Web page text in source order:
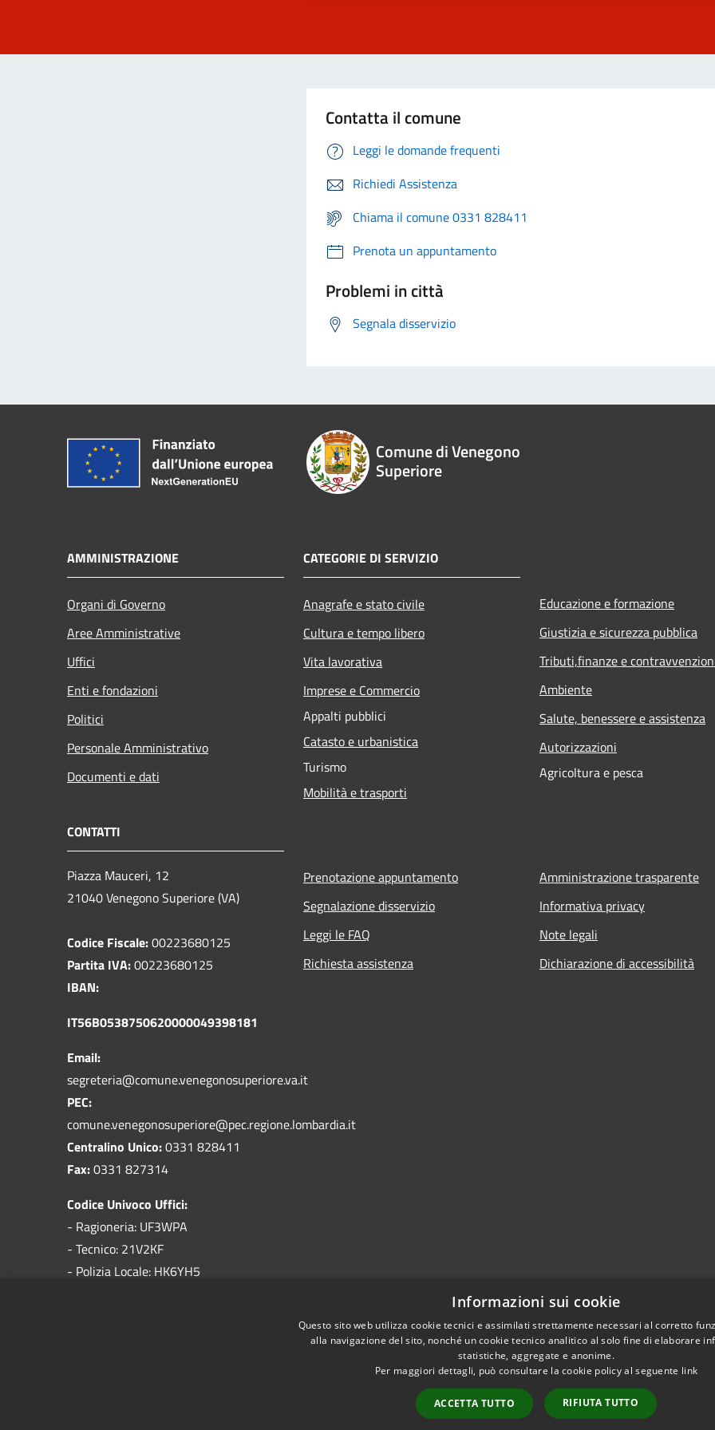
Contatta il comune
Leggi le domande frequenti
Richiedi Assistenza
Chiama il comune 0331 828411
Prenota un appuntamento
Problemi in città
Segnala disservizio
Comune di Venegono
Superiore
AMMINISTRAZIONE
Organi di Governo
Aree Amministrative
Uffici
Enti e fondazioni
Politici
Personale Amministrativo
Documenti e dati
CATEGORIE DI SERVIZIO
Anagrafe e stato civile
Cultura e tempo libero
Vita lavorativa
Imprese e Commercio
Appalti pubblici
Catasto e urbanistica
Turismo
Mobilità e trasporti
Educazione e formazione
Giustizia e sicurezza pubblica
Tributi,finanze e
Ambiente
Salute, benessere e assistenza
Autorizzazioni
Agricoltura e pesca
CONTATTI
Piazza Mauceri, 12
21040 Venegono Superiore (VA)
Codice Fiscale:00223680125
Partita IVA:00223680125
IBAN:
IT56B0538750620000049398181
Email:
segreteria@comune.venegonosuperiore.va.it
PEC:
comune.venegonosuperiore@pec.regione.lombardia.it
Centralino Unico:0331 828411
Fax:0331 827314
Codice Univoco Uffici:
- Ragioneria: UF3WPA
- Tecnico: 21V2KF
- Polizia Locale: HK6YH5
Prenotazione appuntamento
Segnalazione disservizio
Leggi le FAQ
Richiesta assistenza
Amministrazione trasparente
Informativa privacy
Note legali
Dichiarazione di accessibilità
Intranet Copyright © 2026 • Comune
Informazioni sui cookie
Questo sito web utilizza cookie tecnici e assimilati strettamente necessari al corretto
alla navigazione del sito, nonché un cookie tecnico analitico al solo fine di elaborare
statistiche, aggregate e anonime.
Per maggiori dettagli, può consultare la cookie policy al seguente link
ACCETTA TUTTO RIFIUTA TUTTO